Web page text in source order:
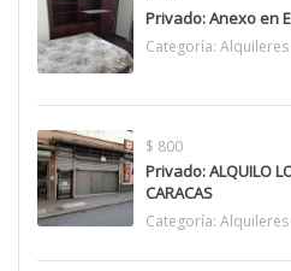
Privado: Anexo en
Categoría: Alquileres
$ 800
Privado: ALQUILO
CARACAS
Categoría: Alquileres